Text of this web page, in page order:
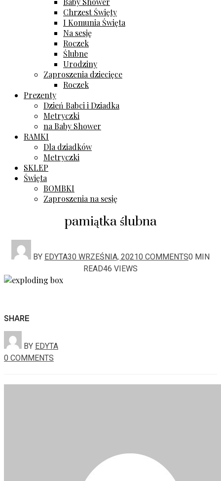
Chrzest Święty
I Komunia Święta
Na sesję
Roczek
Ślubne
Urodziny
Zaproszenia dziecięce
Roczek
Prezenty
Dzień Babci i Dziadka
Metryczki
na Baby Shower
RAMKI
Dla dziadków
Metryczki
SKLEP
Święta
BOMBKI
Zaproszenia na sesję
pamiątka ślubna
BYEDYTA30 WRZEŚNIA, 20210 COMMENTS0 MIN
READ46 VIEWS
SHARE
BYEDYTA
0 COMMENTS